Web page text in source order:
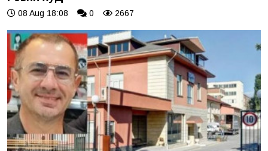
08 Aug 18:08 0 2667